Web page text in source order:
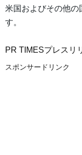
米国およびその他の
す。
PR TIMESプレスリ
スポンサードリンク